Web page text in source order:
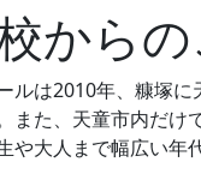
ルは2010年、糠塚
また、天童市内だけ
や大人まで幅広い年